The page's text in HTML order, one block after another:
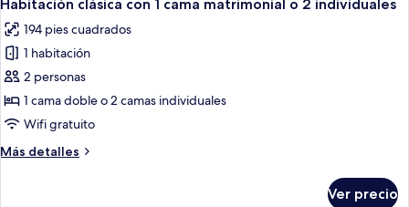
todas
las
fotos
de
Habitación
clásica
1
Habitación clásica con 1 cama matrimonial o 2 individuales
194 pies cuadrados
1 habitación
2 personas
1 cama doble o 2 camas individuales
Wifi gratuito
Más detalles
Más
Ver precio